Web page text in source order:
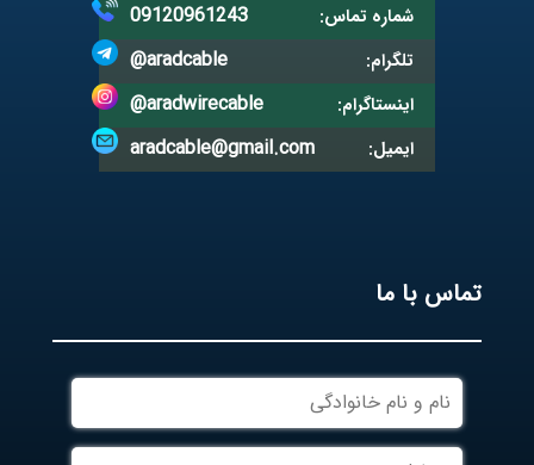
شماره تماس: 09120961243
تلگرام: @aradcable
اینستاگرام: @aradwirecable
ایمیل: aradcable@gmail.com
تماس با ما